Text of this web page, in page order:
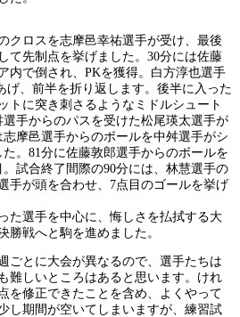
クロスを志摩邑幸祐選手が受け、最後
て先制点を挙げました。30分には佐藤
内で倒され、PKを獲得。白方淳也選手
げ、前半を折り返します。後半に入った
トに突き刺さるようなミドルシュート
手からのパスを受けた松尾瑛太選手が
摩邑選手からのボールを中舛選手がシ
。81分に佐藤敦郎選手からのボールを
試合終了間際の90分には、林慧選手の
手が頭を合わせ、7点目のゴールを挙げ
た選手を中心に、悔しさを払拭する大
勝戦へと駒を進めました。
ごとに大会が異なるので、選手たちは
難しいところはあると思います。けれ
を修正できたことを含め、よくやって
し期間が空いてしまいますが、練習試